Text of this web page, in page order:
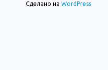
Сделано на WordPress